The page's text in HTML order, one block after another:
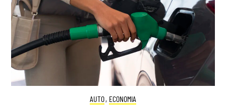
AUTO, ECONOMIA